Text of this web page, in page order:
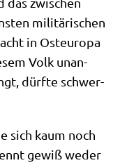
mili­tä­ri­schen
in Ost­eu­ro­pa
Volk unan­
dürf­te schwer­
sich kaum noch
gewiß weder